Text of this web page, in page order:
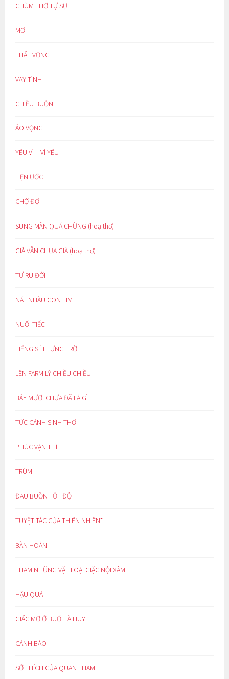
CHÙM THƠ TỰ SỰ
MƠ
THẤT VỌNG
VAY TÌNH
CHIỀU BUỒN
ẢO VỌNG
YÊU VÌ – VÌ YÊU
HẸN ƯỚC
CHỜ ĐỢI
SUNG MÃN QUÁ CHỪNG (hoạ thơ)
GIÀ VẪN CHƯA GIÀ (hoạ thơ)
TỰ RU ĐỜI
NÁT NHÀU CON TIM
NUỐI TIẾC
TIẾNG SÉT LƯNG TRỜI
LÊN FARM LÝ CHIỀU CHIỀU
BẢY MƯƠI CHƯA ĐÃ LÀ GÌ
TỨC CẢNH SINH THƠ
PHÚC VẠN THÌ
TRÙM
ĐAU BUỒN TỘT ĐỘ
TUYỆT TÁC CỦA THIÊN NHIÊN*
BÀN HOÀN
THAM NHŨNG VẶT LOẠI GIẶC NỘI XÂM
HẬU QUẢ
GIẤC MƠ Ở BUỔI TÀ HUY
CẢNH BÁO
SỞ THÍCH CỦA QUAN THAM